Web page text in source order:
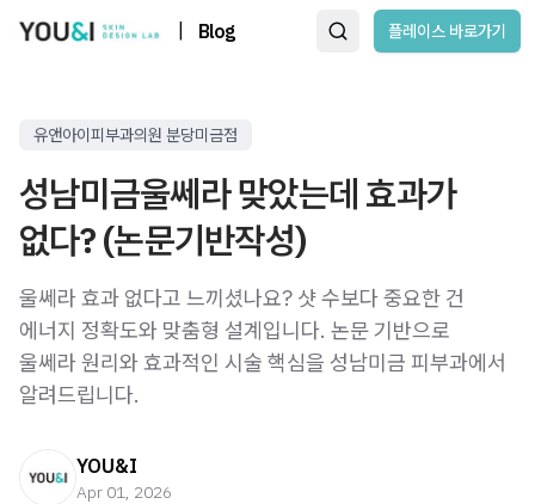
Blog 플레이스 바로가기
유앤아이피부과의원 분당미금점
성남미금울쎄라 맞았는데 효과가
없다? (논문기반작성)
울쎄라 효과 없다고 느끼셨나요? 샷 수보다 중요한 건
에너지 정확도와 맞춤형 설계입니다. 논문 기반으로
울쎄라 원리와 효과적인 시술 핵심을 성남미금 피부과에서
알려드립니다.
YOU&I
Apr 01, 2026